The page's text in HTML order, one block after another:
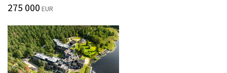
275 000 EUR